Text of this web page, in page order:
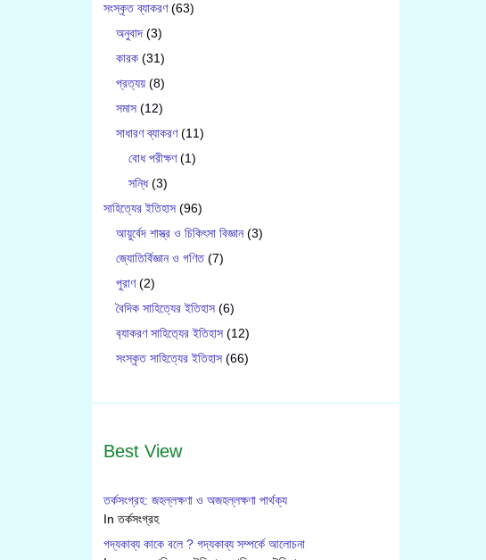
সংস্কৃত ব্যাকরণ(63)
অনুবাদ (3)
কারক (31)
প্রত্যয় (8)
সমাস (12)
সাধারণ ব্যাকরণ(11)
বোধ পরীক্ষণ(1)
সন্ধি(3)
সাহিত্যের ইতিহাস (96)
আয়ুর্বেদ শাস্ত্র ও চিকিৎসা বিজ্ঞান(3)
জ্যোতির্বিজ্ঞান ও গণিত(7)
পুরাণ(2)
বৈদিক সাহিত্যের ইতিহাস (6)
ব‍্যাকরণ সাহিত‍্যের ইতিহাস (12)
সংস্কৃত সাহিত্যের ইতিহাস (66)
Best View
তর্কসংগ্রহ: জহল্লক্ষণা ও অজহল্লক্ষণা পার্থক্য
In তর্কসংগ্রহ
গদ্যকাব্য কাকে বলে ? গদ্যকাব্য সম্পর্কে আলোচনা